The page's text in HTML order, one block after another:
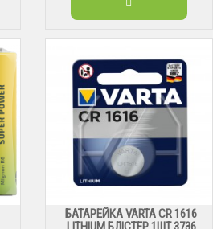
БАТАРЕЙКА VARTA CR 1616